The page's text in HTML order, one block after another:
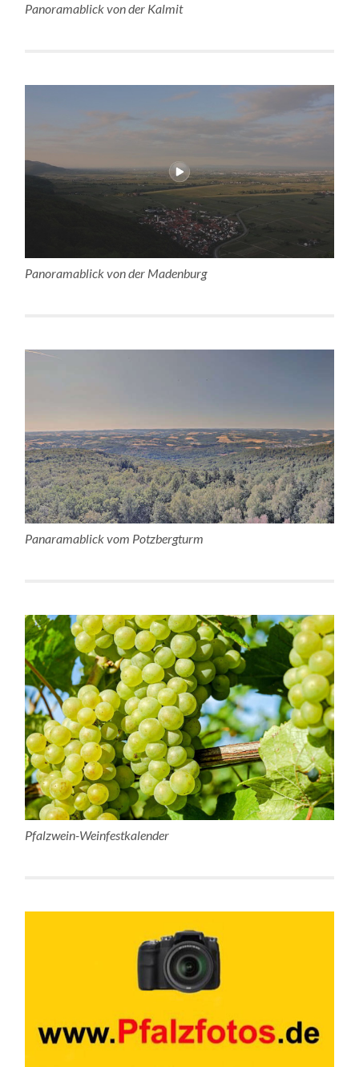
Panoramablick von der Kalmit
Panoramablick von der Madenburg
Panaramablick vom Potzbergturm
Pfalzwein-Weinfestkalender